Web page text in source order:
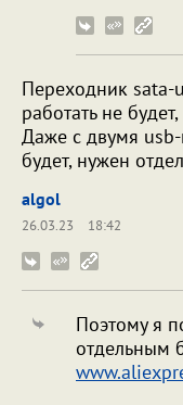
Переходник
работать не
Даже с двумя
будет, нужен
algol
26.03.23
18:42
Поэтому я
отдельным